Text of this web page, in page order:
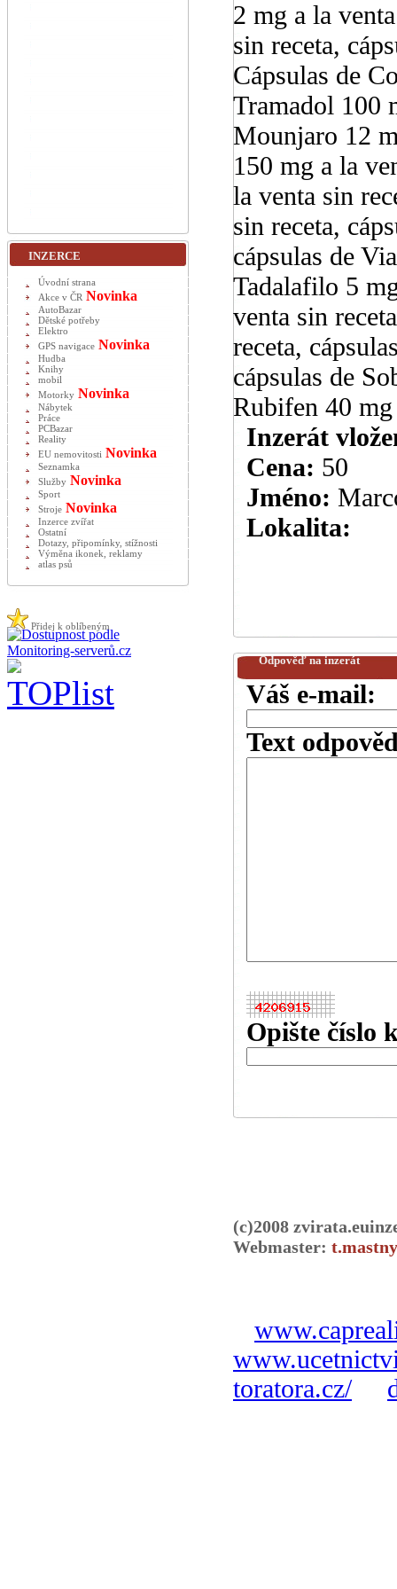
2 mg a la
sin receta,
Cápsulas de
Tramadol 100
Mounjaro 12
150 mg a la
la venta sin
sin receta,
cápsulas de
Tadalafilo 5
venta sin
receta,
cápsulas de
Rubifen 40
Inzerát
Cena: 50
Jméno:
Lokalita:
Odpověď na inzerát
Váš e-mail:
Text
Opište číslo
(c)2008
Webmaster:
toratora.cz/
INZERCE
Úvodní strana
Akce v ČR Novinka
AutoBazar
Dětské potřeby
Elektro
GPS navigace Novinka
Hudba
Knihy
mobil
Motorky Novinka
Nábytek
Práce
PCBazar
Reality
EU nemovitosti Novinka
Seznamka
Služby Novinka
Sport
Stroje Novinka
Inzerce zvířat
Ostatní
Dotazy, připomínky, stížnosti
Výměna ikonek, reklamy
atlas psů
Přidej k oblíbeným